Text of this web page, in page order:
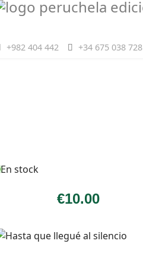
+982 404 442 +34 675 038 728
En stock
€10.00